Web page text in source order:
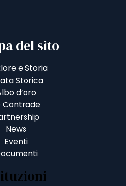
del sito
e Storia
Storica
d’oro
Contrade
News
Eventi